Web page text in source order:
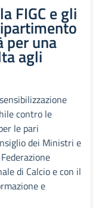
FIGC e gli
per una
agli
contro le
le pari
dei Ministri e
di Calcio e con il
e